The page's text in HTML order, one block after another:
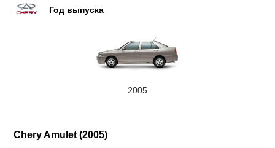
Год выпуска
2005
Chery Amulet (2005)